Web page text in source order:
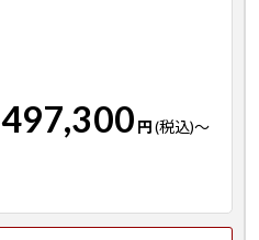
497,300 円(税込)～